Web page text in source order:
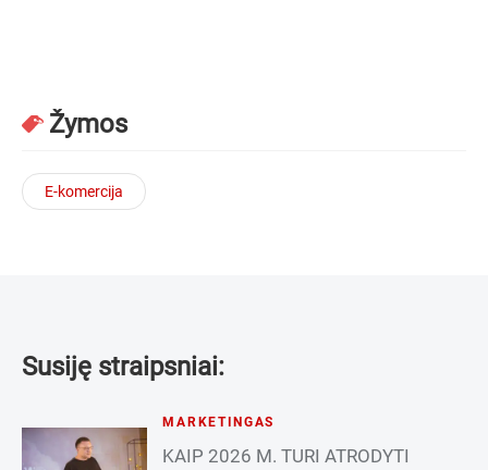
Žymos
E-komercija
Susiję straipsniai:
MARKETINGAS
KAIP 2026 M. TURI ATRODYTI